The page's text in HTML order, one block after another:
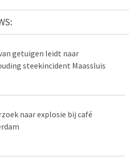
getuigen leidt naar
steekincident Maassluis
naar explosie bij café